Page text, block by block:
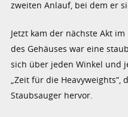
zweiten Anlauf, bei dem er
Jetzt kam der nächste Akt
des Gehäuses war eine
sich über jeden Winkel und
„Zeit für die Heavyweights“,
Staubsauger hervor.